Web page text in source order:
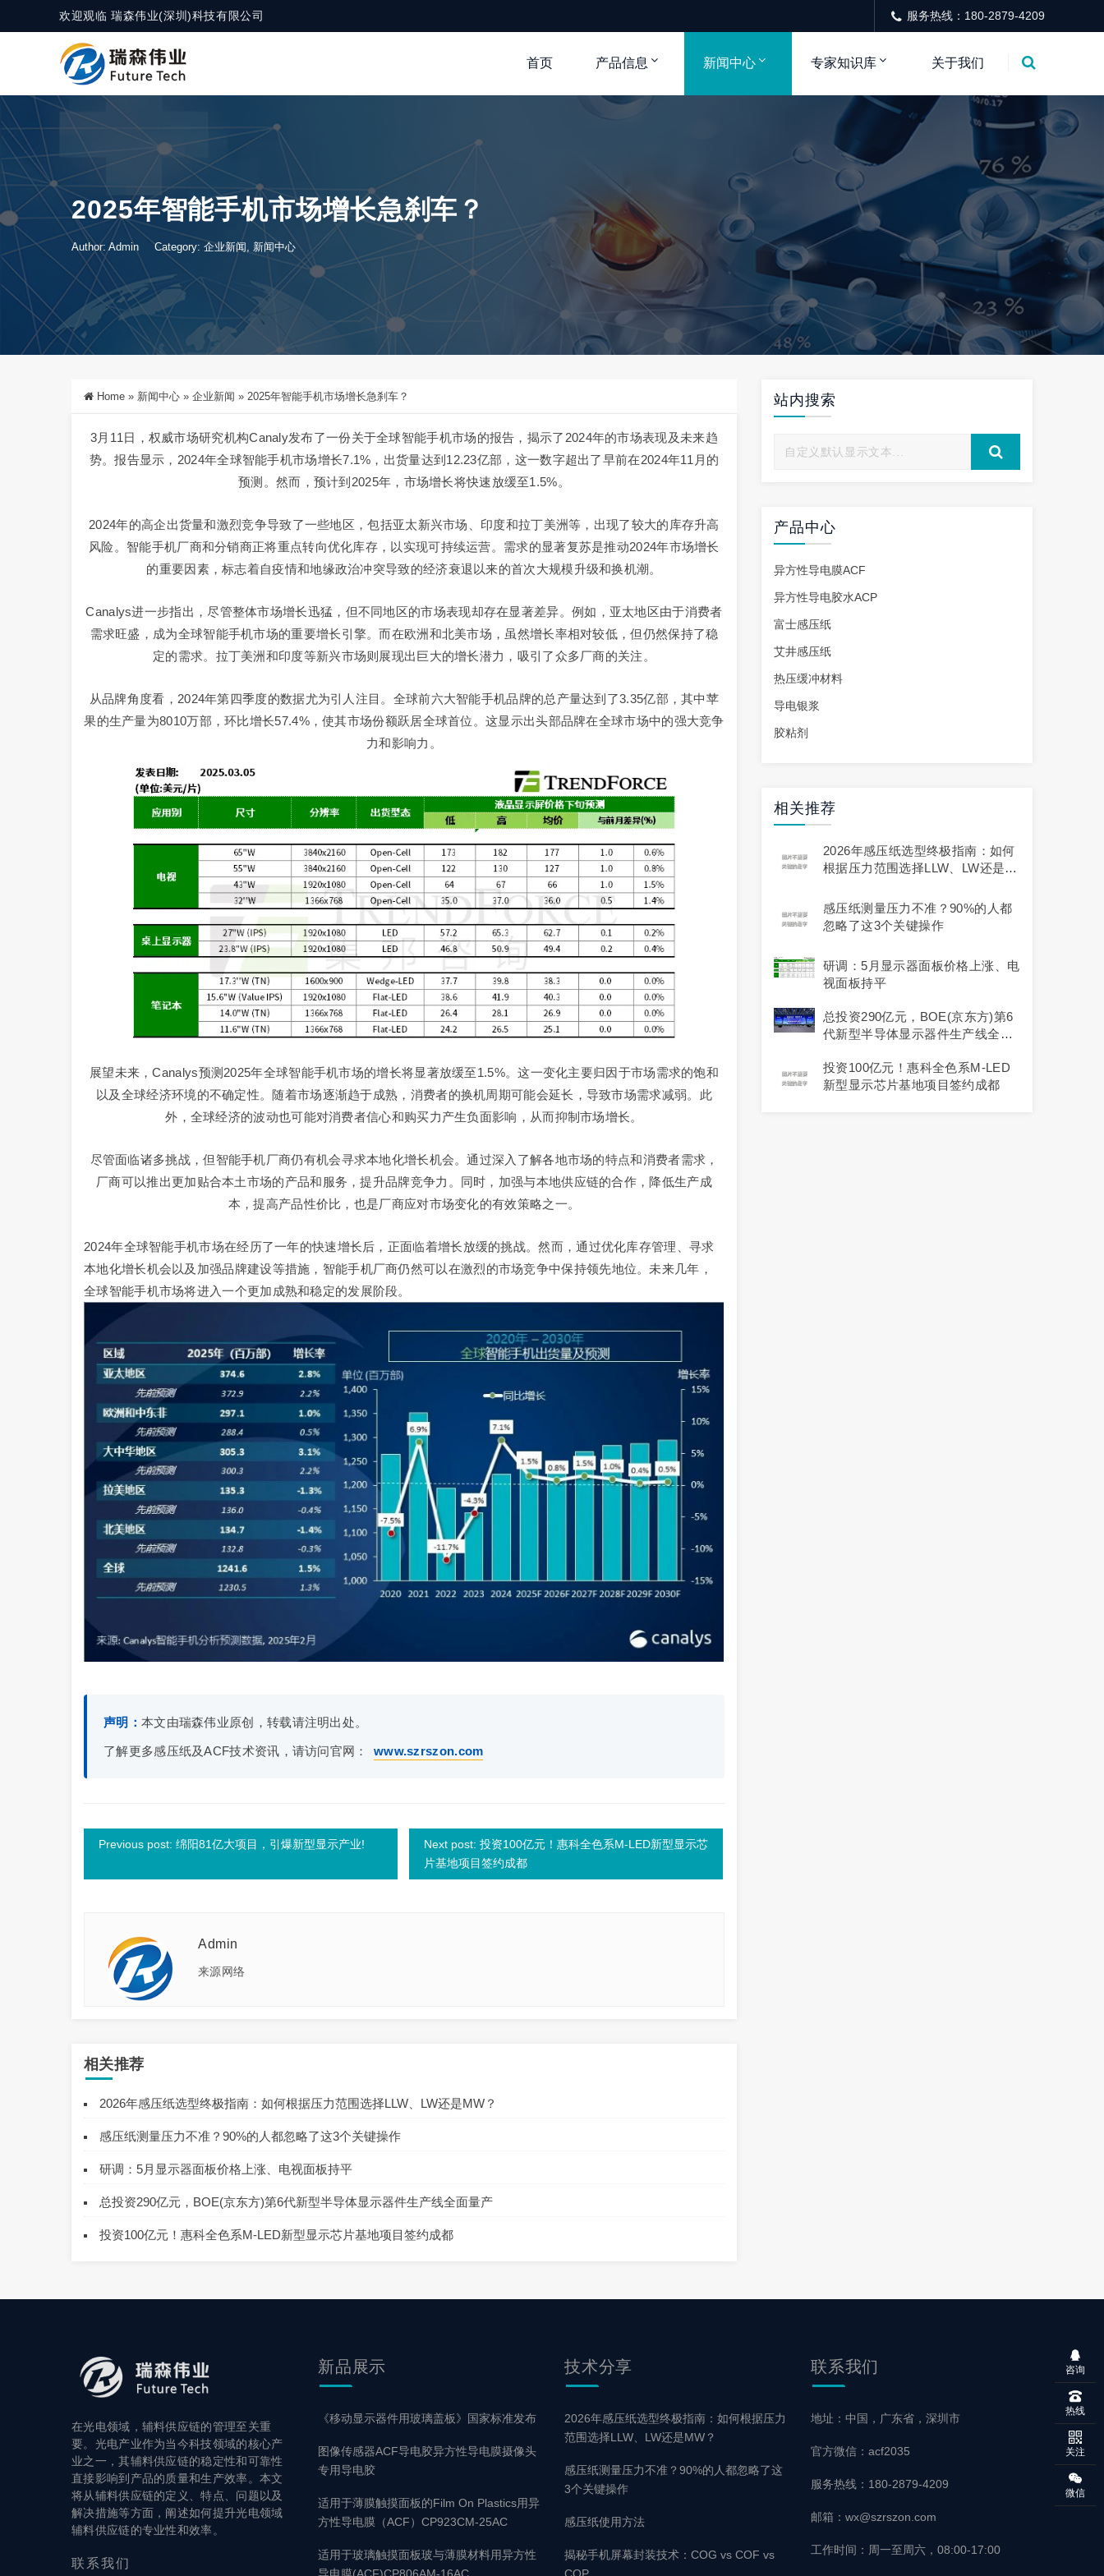
欢迎观临 瑞森伟业(深圳)科技有限公司 服务热线：180-2879-4209
首页 产品信息 新闻中心 专家知识库 关于我们
2025年智能手机市场增长急刹车？
Author: Admin Category: 企业新闻, 新闻中心
Home » 新闻中心 » 企业新闻 » 2025年智能手机市场增长急刹车？
3月11日，权威市场研究机构Canaly发布了一份关于全球智能手机市场的报告，揭示了2024年的市场表现及未来趋
势。报告显示，2024年全球智能手机市场增长7.1%，出货量达到12.23亿部，这一数字超出了早前在2024年11月的
预测。然而，预计到2025年，市场增长将快速放缓至1.5%。
2024年的高企出货量和激烈竞争导致了一些地区，包括亚太新兴市场、印度和拉丁美洲等，出现了较大的库存升高
风险。智能手机厂商和分销商正将重点转向优化库存，以实现可持续运营。需求的显著复苏是推动2024年市场增长
的重要因素，标志着自疫情和地缘政治冲突导致的经济衰退以来的首次大规模升级和换机潮。
Canalys进一步指出，尽管整体市场增长迅猛，但不同地区的市场表现却存在显著差异。例如，亚太地区由于消费者
需求旺盛，成为全球智能手机市场的重要增长引擎。而在欧洲和北美市场，虽然增长率相对较低，但仍然保持了稳
定的需求。拉丁美洲和印度等新兴市场则展现出巨大的增长潜力，吸引了众多厂商的关注。
从品牌角度看，2024年第四季度的数据尤为引人注目。全球前六大智能手机品牌的总产量达到了3.35亿部，其中苹
果的生产量为8010万部，环比增长57.4%，使其市场份额跃居全球首位。这显示出头部品牌在全球市场中的强大竞争
力和影响力。
展望未来，Canalys预测2025年全球智能手机市场的增长将显著放缓至1.5%。这一变化主要归因于市场需求的饱和
以及全球经济环境的不确定性。随着市场逐渐趋于成熟，消费者的换机周期可能会延长，导致市场需求减弱。此
外，全球经济的波动也可能对消费者信心和购买力产生负面影响，从而抑制市场增长。
尽管面临诸多挑战，但智能手机厂商仍有机会寻求本地化增长机会。通过深入了解各地市场的特点和消费者需求，
厂商可以推出更加贴合本土市场的产品和服务，提升品牌竞争力。同时，加强与本地供应链的合作，降低生产成
本，提高产品性价比，也是厂商应对市场变化的有效策略之一。
2024年全球智能手机市场在经历了一年的快速增长后，正面临着增长放缓的挑战。然而，通过优化库存管理、寻求
本地化增长机会以及加强品牌建设等措施，智能手机厂商仍然可以在激烈的市场竞争中保持领先地位。未来几年，
全球智能手机市场将进入一个更加成熟和稳定的发展阶段。
声明： 本文由瑞森伟业原创，转载请注明出处。
了解更多感压纸及ACF技术资讯，请访问官网： www.szrszon.com
Previous post: 绵阳81亿大项目，引爆新型显示产业!
Next post: 投资100亿元！惠科全色系M-LED新型显示芯
片基地项目签约成都
Admin
来源网络
相关推荐
2026年感压纸选型终极指南：如何根据压力范围选择LLW、LW还是MW？
感压纸测量压力不准？90%的人都忽略了这3个关键操作
研调：5月显示器面板价格上涨、电视面板持平
总投资290亿元，BOE(京东方)第6代新型半导体显示器件生产线全面量产
投资100亿元！惠科全色系M-LED新型显示芯片基地项目签约成都
站内搜索
产品中心
异方性导电膜ACF
异方性导电胶水ACP
富士感压纸
艾井感压纸
热压缓冲材料
导电银浆
胶粘剂
相关推荐
2026年感压纸选型终极指南：如何
根据压力范围选择LLW、LW还是
感压纸测量压力不准？90%的人都
忽略了这3个关键操作
研调：5月显示器面板价格上涨、电
视面板持平
总投资290亿元，BOE(京东方)第6
代新型半导体显示器件生产线全面
投资100亿元！惠科全色系M-LED
新型显示芯片基地项目签约成都
在光电领域，辅料供应链的管理至关重
要。光电产业作为当今科技领域的核心产
业之一，其辅料供应链的稳定性和可靠性
直接影响到产品的质量和生产效率。本文
将从辅料供应链的定义、特点、问题以及
解决措施等方面，阐述如何提升光电领域
辅料供应链的专业性和效率。
联系我们
新品展示
《移动显示器件用玻璃盖板》国家标准发布
图像传感器ACF导电胶异方性导电膜摄像头
专用导电胶
适用于薄膜触摸面板的Film On Plastics用异
方性导电膜（ACF）CP923CM-25AC
适用于玻璃触摸面板玻与薄膜材料用异方性
技术分享
2026年感压纸选型终极指南：如何根据压力
范围选择LLW、LW还是MW？
感压纸测量压力不准？90%的人都忽略了这
3个关键操作
感压纸使用方法
揭秘手机屏幕封装技术：COG vs COF vs
联系我们
地址：中国，广东省，深圳市
官方微信：acf2035
服务热线：180-2879-4209
邮箱：wx@szrszon.com
工作时间：周一至周六，08:00-17:00
咨询
热线
关注
微信